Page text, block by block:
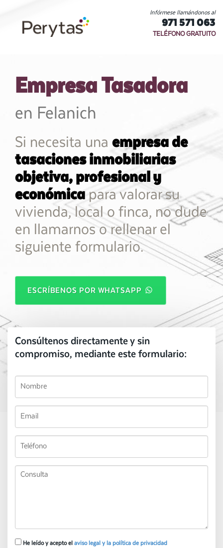
Infórmese llamándonos al
971 571 063
TELÉFONO GRATUITO
Empresa Tasadora
en Felanich
Si necesita una empresa de
tasaciones inmobiliarias
objetiva, profesional y
económica para valorar su
vivienda, local o finca, no dude
en llamarnos o rellenar el
siguiente formulario.
ESCRÍBENOS POR WHATSAPP
Consúltenos directamente y sin
compromiso, mediante este formulario:
He leído y acepto el aviso legal y la política de privacidad